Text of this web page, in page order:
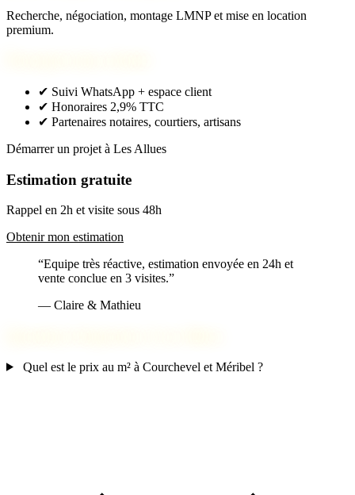
Recherche, négociation, montage LMNP et mise en location
premium.
✔ Suivi WhatsApp + espace client
✔ Honoraires 2,9% TTC
✔ Partenaires notaires, courtiers, artisans
Démarrer un projet à Les Allues
Estimation gratuite
Rappel en 2h et visite sous 48h
Obtenir mon estimation
“Equipe très réactive, estimation envoyée en 24h et
vente conclue en 3 visites.”
— Claire & Mathieu
Quel est le prix au m² à Courchevel et Méribel ?